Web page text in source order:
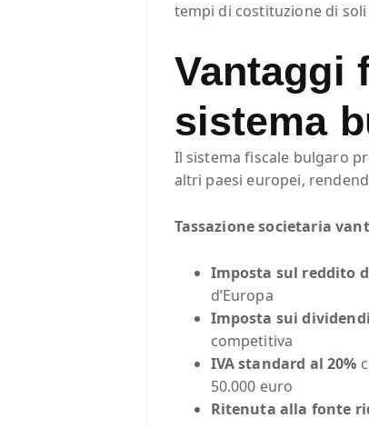
tempi di costituzione di
Vantaggi
sistema
Il sistema fiscale bulgaro
altri paesi europei,
Tassazione societaria
Imposta sul reddito
d’Europa
Imposta sui
competitiva
IVA standard al 20%
50.000 euro
Ritenuta alla fonte